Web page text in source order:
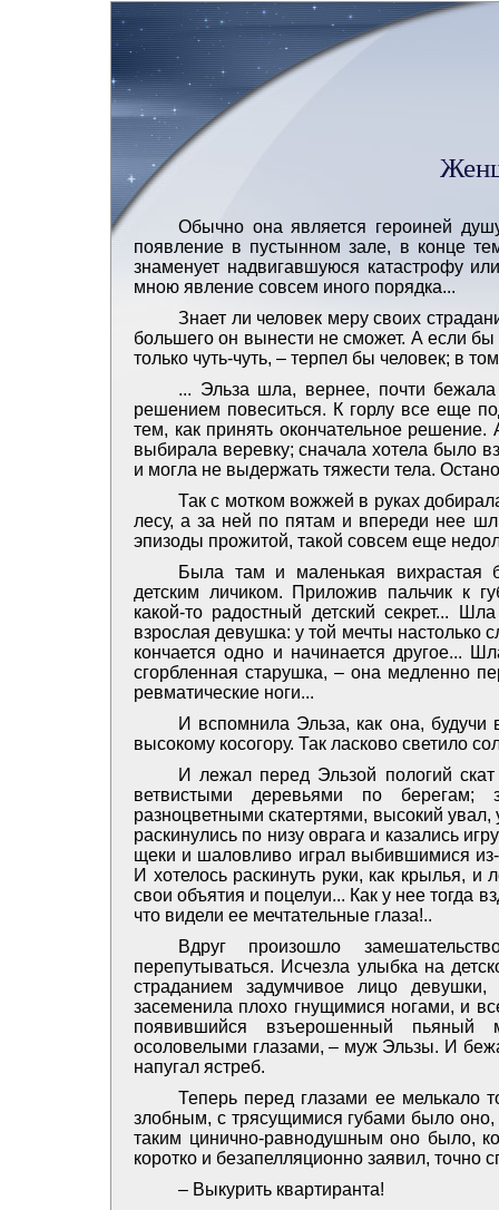
Обычно она является героиней
появление в пустынном зале, в конце
знаменует надвигавшуюся катастрофу
мною явление совсем иного порядка...
Знает ли человек меру своих
большего он вынести не сможет. А если бы
только чуть-чуть, – терпел бы человек; в
... Эльза шла, вернее, почти
решением повеситься. К горлу все еще
тем, как принять окончательное
выбирала веревку; сначала хотела было
и могла не выдержать тяжести тела.
Так с мотком вожжей в руках
лесу, а за ней по пятам и впереди нее
эпизоды прожитой, такой совсем еще
Была там и маленькая вихрастая
детским личиком. Приложив пальчик к
какой-то радостный детский секрет...
взрослая девушка: у той мечты настолько
кончается одно и начинается другое...
сгорбленная старушка, – она медленно
ревматические ноги...
И вспомнила Эльза, как она,
высокому косогору. Так ласково светило
И лежал перед Эльзой пологий
ветвистыми деревьями по берегам;
разноцветными скатертями, высокий
раскинулись по низу оврага и казались
щеки и шаловливо играл выбившимися
И хотелось раскинуть руки, как крылья,
свои объятия и поцелуи... Как у нее тогда
что видели ее мечтательные глаза!..
Вдруг произошло
перепутываться. Исчезла улыбка на
страданием задумчивое лицо
засеменила плохо гнущимися ногами, и
появившийся взъерошенный
осоловелыми глазами, – муж Эльзы. И
напугал ястреб.
Теперь перед глазами ее мелькало
злобным, с трясущимися губами было
таким цинично-равнодушным оно было,
коротко и безапелляционно заявил, точно
– Выкурить квартиранта!